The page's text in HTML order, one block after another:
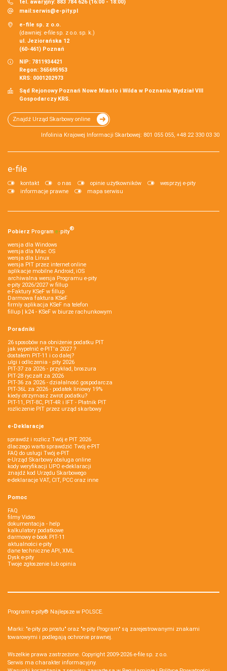
tel. awaryjny: 883 784 626 (16:00 - 18:00)
mail:serwis@e-pity.pl
e-file sp. z o.o.
(dawniej: e-file sp. z o.o. sp. k.)
ul. Jeziorańska 12
(60-461) Poznań
NIP: 7811934421
Regon: 365695953
KRS: 0001202973
Sąd Rejonowy Poznań Nowe Miasto i Wilda w Poznaniu Wydział VIII
Gospodarczy KRS.
Znajdź Urząd Skarbowy online
Infolinia Krajowej Informacji Skarbowej: 801 055 055, +48 22 330 03 30
e-file
kontakt o nas opinie użytkowników
wesprzyj e-pity
informacje prawne
mapa serwisu
Pobierz Program e‑pity®
wersja dla Windows
wersja dla Mac OS
wersja dla Linux
wersja PIT przez internet online
aplikacje mobilne Android, iOS
archiwalna wersja Programu e-pity
e-pity 2026/2027 w fillup
e‑Faktury KSeF w fillup
Darmowa faktura KSeF
firmly aplikacja KSeF na telefon
fillup | k24 - KSeF w biurze rachunkowym
Poradniki
26 sposobów na obniżenie podatku PIT
jak wypełnić e-PIT'a 2027 ?
dostałem PIT-11 i co dalej?
ulgi i odliczenia - pity 2026
PIT-37 za 2026 - przykład, broszura
PIT-28 ryczałt za 2026
PIT-36 za 2026 - działalność gospodarcza
PIT-36L za 2026 - podatek liniowy 19%
kiedy otrzymasz zwrot podatku?
PIT-11, PIT-8C, PIT-4R i IFT - Płatnik PIT
rozliczenie PIT przez urząd skarbowy
e-Deklaracje
sprawdź i rozlicz Twój e PIT 2026
dlaczego warto sprawdzić Twój e-PIT
FAQ do usługi Twój e-PIT
e-Urząd Skarbowy obsługa online
kody weryfikacji UPO e-deklaracji
znajdź kod Urzędu Skarbowego
e-deklaracje VAT, CIT, PCC oraz inne
Pomoc
FAQ
filmy Video
dokumentacja - help
kalkulatory podatkowe
darmowy e-book PIT-11
aktualności e-pity
dane techniczne API, XML
Dysk e-pity
Twoje zgłoszenie lub opinia
Program e-pity® Najlepsze w POLSCE.
Marki: "e-pity po prostu" oraz "e-pity Program" są zarejestrowanymi znakami
towarowymi i podlegają ochronie prawnej.
Wszelkie prawa zastrzeżone. Copyright 2009-2026 e-file sp. z o.o.
Serwis ma charakter informacyjny.